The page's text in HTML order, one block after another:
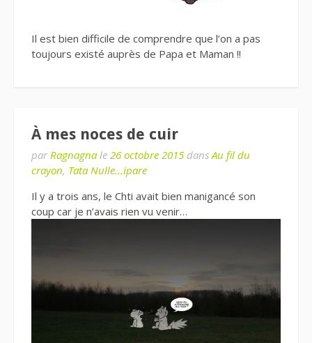
Il est bien difficile de comprendre que l’on a pas
toujours existé auprès de Papa et Maman !!
À mes noces de cuir
par Ragnagna le 26 octobre 2015 dansAu fil du
crayon, Tata Nulle...ipare
Il y a trois ans, le Chti avait bien manigancé son
coup car je n’avais rien vu venir…